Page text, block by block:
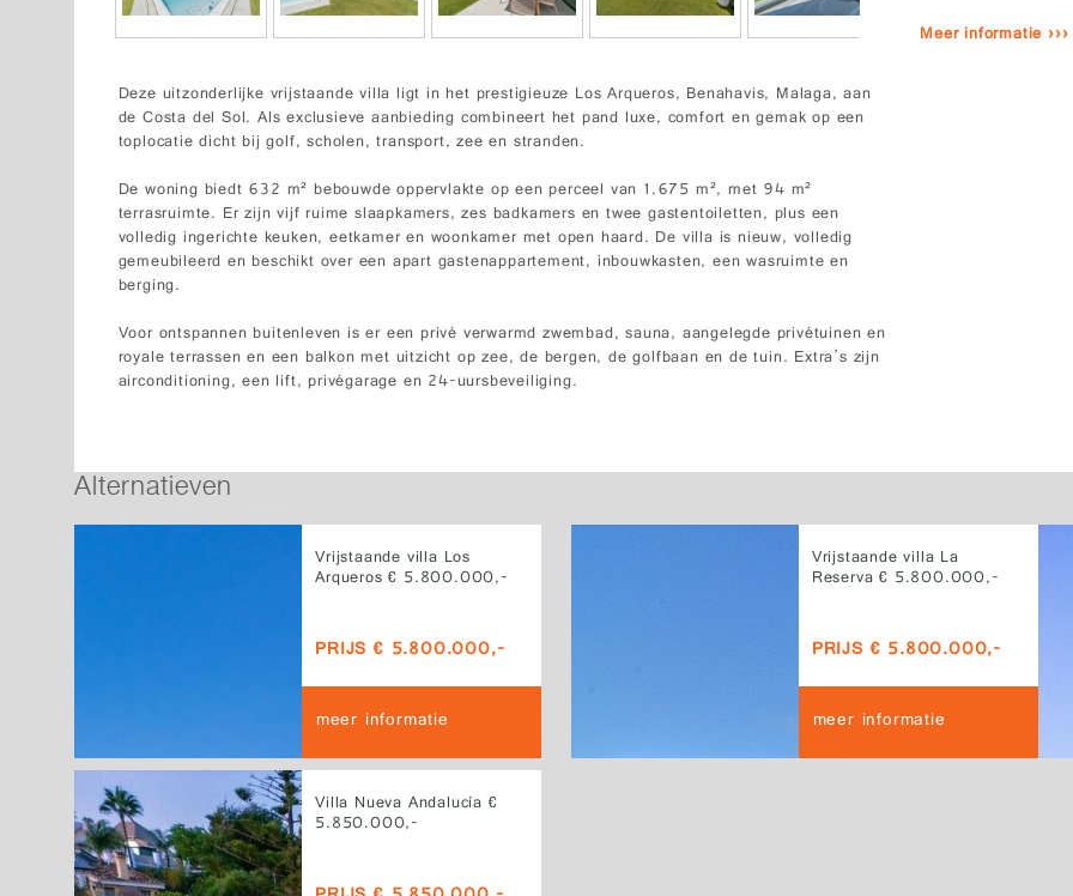
Meer informatie ›››
Deze uitzonderlijke vrijstaande villa ligt in het prestigieuze Los Arqueros, Benahavis, Malaga, aan
de Costa del Sol. Als exclusieve aanbieding combineert het pand luxe, comfort en gemak op een
toplocatie dicht bij golf, scholen, transport, zee en stranden.
De woning biedt 632 m² bebouwde oppervlakte op een perceel van 1.675 m², met 94 m²
terrasruimte. Er zijn vijf ruime slaapkamers, zes badkamers en twee gastentoiletten, plus een
volledig ingerichte keuken, eetkamer en woonkamer met open haard. De villa is nieuw, volledig
gemeubileerd en beschikt over een apart gastenappartement, inbouwkasten, een wasruimte en
berging.
Voor ontspannen buitenleven is er een privé verwarmd zwembad, sauna, aangelegde privétuinen en
royale terrassen en een balkon met uitzicht op zee, de bergen, de golfbaan en de tuin. Extra’s zijn
airconditioning, een lift, privégarage en 24-uursbeveiliging.
Alternatieven
Vrijstaande villa Los
Arqueros € 5.800.000,-
PRIJS € 5.800.000,-
meer informatie
Vrijstaande villa La
Reserva € 5.800.000,-
PRIJS € 5.800.000,-
meer informatie
Villa Nueva Andalucía €
5.850.000,-